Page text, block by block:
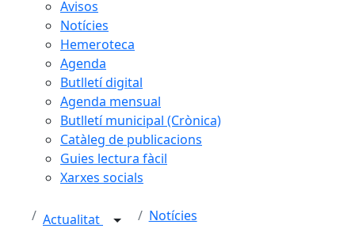
Avisos
Notícies
Hemeroteca
Agenda
Butlletí digital
Agenda mensual
Butlletí municipal (Crònica)
Catàleg de publicacions
Guies lectura fàcil
Xarxes socials
Actualitat Notícies